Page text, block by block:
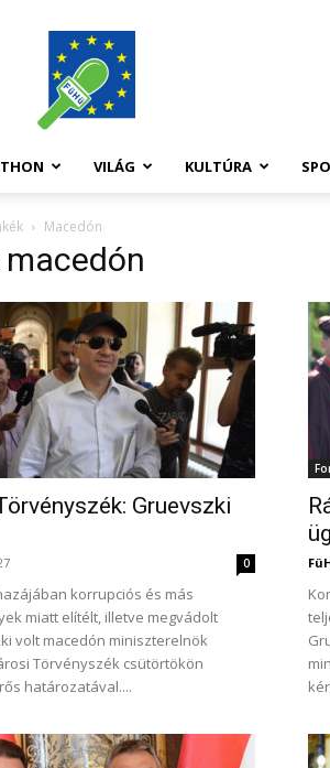
FüHü
VILÁG KULTÚRA
Macedón
macedón
Gruevszki
0
korrupciós és más
miatt elítélt, illetve megvádolt
volt macedón miniszterelnök
Törvényszék csütörtökön
határozatával....